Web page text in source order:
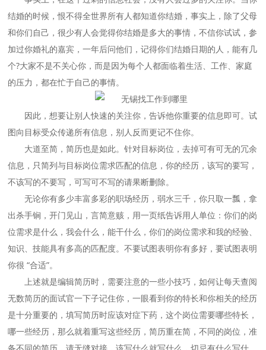
结婚的时候，恨不得全世界所有人都知道你结婚，事实上，除了父母
和你们自己，很少有人会觉得你结婚是多大的事情，不信你试试，参
加过你婚礼的嘉宾，一年后问他们，记得你们结婚日期的人，能有几
个?大家不是不关心你，而是因为每个人都面临着生活、工作、家庭
的压力，都在忙于自己的事情。
因此，想要让别人快速的关注你，告诉他你重要的信息即可。试
图向目标受众传递所有信息，别人反而更记不住你。
大道至简，简历也是如此。针对目标岗位，去掉可有可无的冗余
信息，只简列与目标岗位需求匹配的信息，你的经历，该写的要写，
不该写的不要写，可写可不写的请果断删除。
无论你有多少丰富多彩的职场经历，弱水三千，你只取一瓢，拿
出杀手锏，开门见山，言简意赅，用一页纸告诉用人单位：你们的岗
位需求是什么，我会什么，能干什么，你们的岗位需求和我的经验、
知识、技能具有多高的匹配度。不要试图表明你有多好，要试图表明
你很 “合适”。
上述就是编辑简历时，需要注意的一些小技巧，如何让每天查阅
无数简历的面试官一下子记住你，一眼看到你的特长和你相关的经历
是十分重要的，填写简历时应该对症下药，这个岗位需要哪些特长，
哪一些经历，那么就着重写这些经历，简历重在简，不同的岗位，准